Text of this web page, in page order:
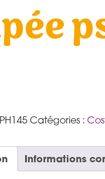
Catégories :
Informations